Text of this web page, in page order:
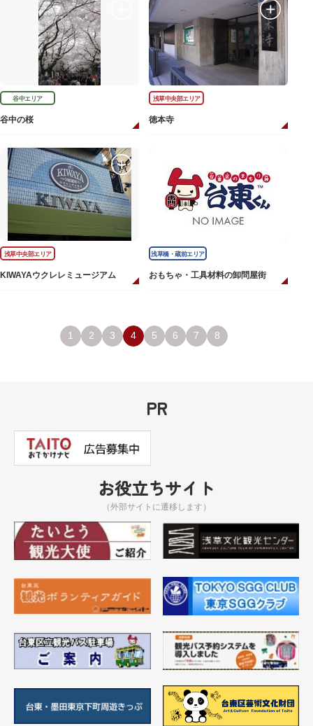
谷中エリア
谷中の桜
浅草中央部エリア
徳本寺
浅草中央部エリア
KIWAYAウクレレミュージアム
浅草橋・蔵前エリア
おもちゃ・工具材料の卸問屋街
1 2 3 4 5 6 7 8
PR
お役立ちサイト
（外部サイトに遷移します）